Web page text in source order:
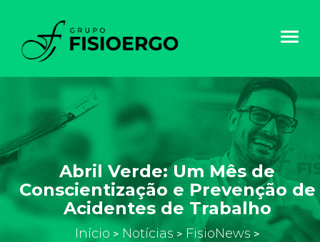
Abril Verde: Um Mês de
Conscientização e Prevenção de
Acidentes de Trabalho
Início > Notícias > FisioNews >